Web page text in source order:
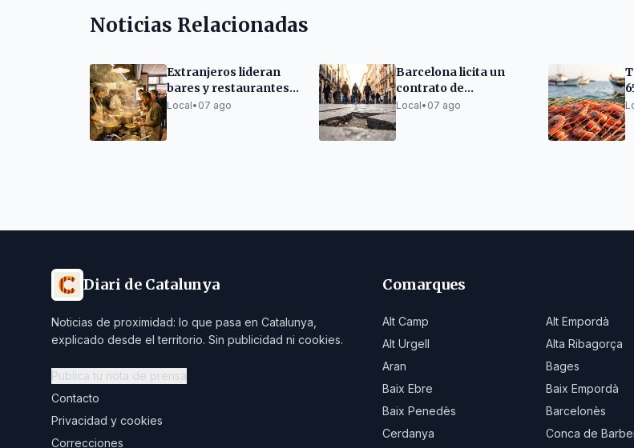
Noticias Relacionadas
Extranjeros lideran
bares y restaurantes
en Barcelona
Local• 07 ago
Barcelona licita un
contrato de
mantenimiento
Local• 07 ago
Diari de Catalunya
Noticias de proximidad: lo que pasa en Catalunya,
explicado desde el territorio. Sin publicidad ni cookies.
Publica tu nota de prensa
Contacto
Privacidad y cookies
Correcciones
Comarques
Alt Camp Alt Empordà
Alt Urgell
Alta Ribagorça
Aran
Bages
Baix Ebre
Baix Empordà
Baix Penedès
Barcelonès
Cerdanya
Conca de